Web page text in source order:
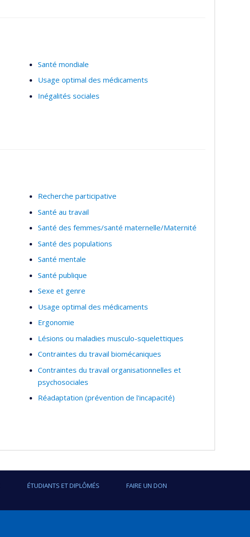
des médicaments, leur modalité d’usage, et leur
Santé mondiale
Usage optimal des médicaments
Inégalités sociales
Recherche participative
Santé au travail
Santé des femmes/santé maternelle/Maternité
Santé des populations
Santé mentale
Santé publique
Sexe et genre
Usage optimal des médicaments
Ergonomie
Lésions ou maladies musculo-squelettiques
Contraintes du travail biomécaniques
Contraintes du travail organisationnelles et
psychosociales
Réadaptation (prévention de l'incapacité)
ÉTUDIANTS ET DIPLÔMÉS FAIRE UN DON